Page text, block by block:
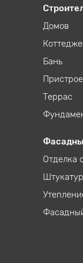
Домов
Бань
Террас
Отделка